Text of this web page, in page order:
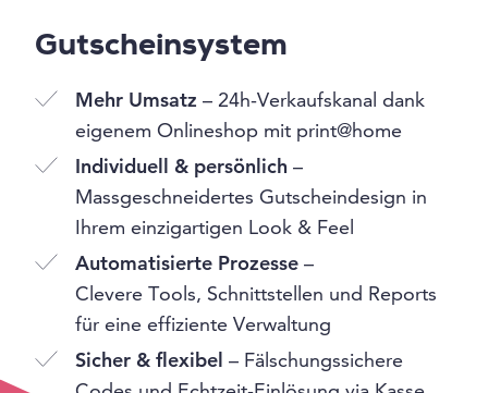
Gutscheinsystem
Mehr Umsatz – 24h-Verkaufskanal dank
eigenem Onlineshop mit print@home
Individuell & persönlich –
Massgeschneidertes Gutscheindesign in
Ihrem einzigartigen Look & Feel
Automatisierte Prozesse –
Clevere Tools, Schnittstellen und Reports
für eine effiziente Verwaltung
Sicher & flexibel – Fälschungssichere